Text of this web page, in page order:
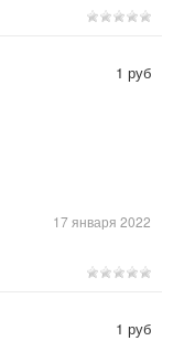
17 января 2022
1 руб
1 руб